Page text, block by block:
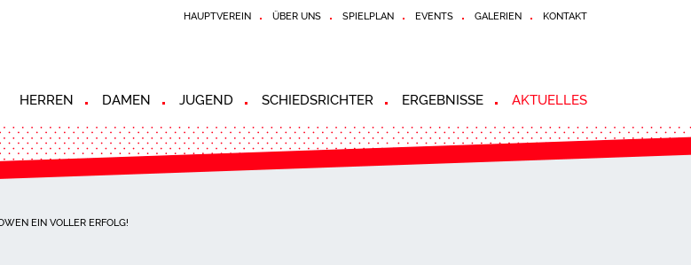
HAUPTVEREIN ÜBER UNS SPIELPLAN EVENTS GALERIEN KONTAKT
HERREN DAMEN JUGEND SCHIEDSRICHTER ERGEBNISSE AKTUELLES
EIN VOLLER ERFOLG!